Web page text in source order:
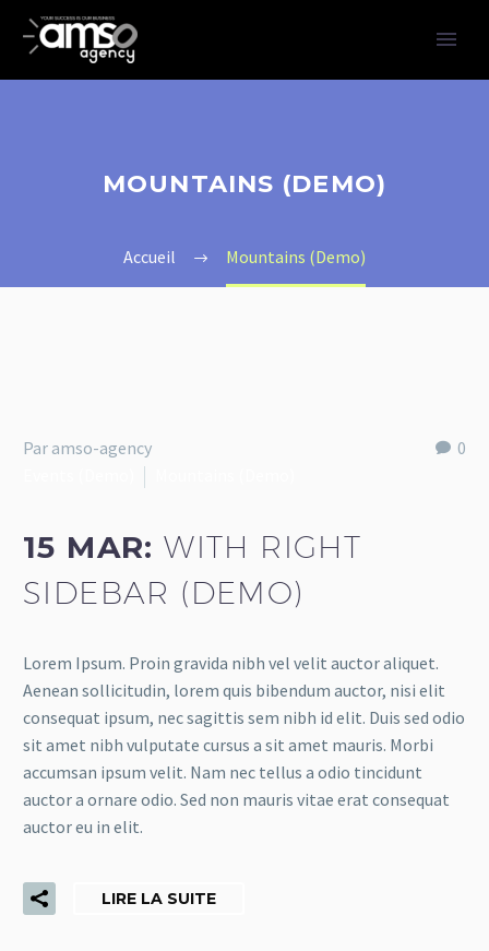
MOUNTAINS (DEMO)
Accueil Mountains (Demo)
0
Par amso-agency
15 MAR:WITH RIGHT
SIDEBAR (DEMO)
Lorem Ipsum. Proin gravida nibh vel velit auctor aliquet.
Aenean sollicitudin, lorem quis bibendum auctor, nisi elit
consequat ipsum, nec sagittis sem nibh id elit. Duis sed odio
sit amet nibh vulputate cursus a sit amet mauris. Morbi
accumsan ipsum velit. Nam nec tellus a odio tincidunt
auctor a ornare odio. Sed non mauris vitae erat consequat
auctor eu in elit.
LIRE LA SUITE